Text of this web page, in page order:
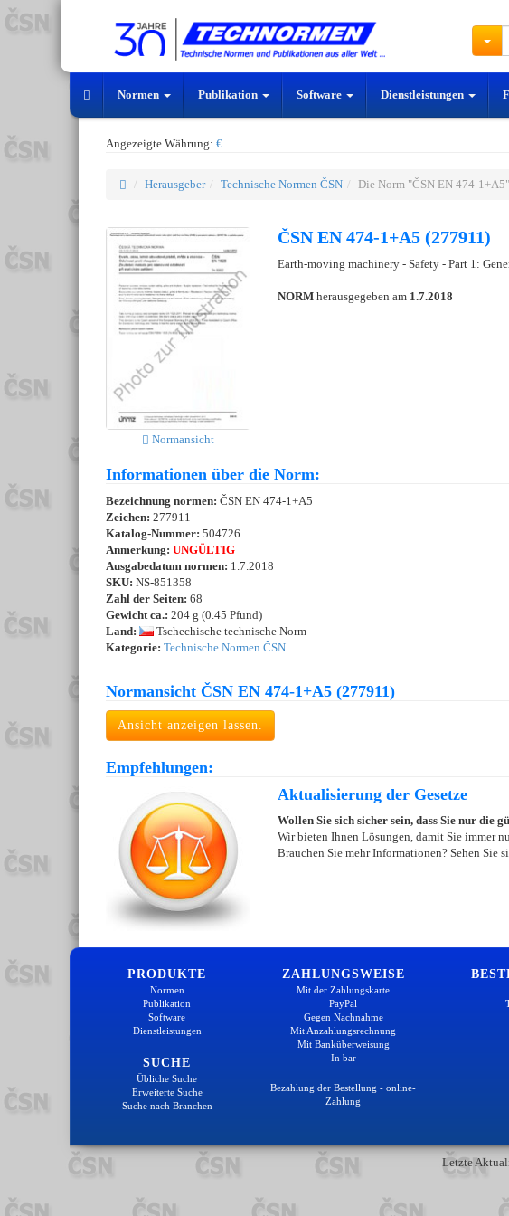
Normen Publikation Software Dienstleistungen
Angezeigte Währung: €
Herausgeber Technische Normen ČSN Die Norm "ČSN EN 474-1+A5"
Normansicht
ČSN EN 474-1+A5 (277911)
Earth-moving machinery - Safety - Part 1:
NORM herausgegeben am 1.7.2018
Informationen über die Norm:
Bezeichnung normen: ČSN EN 474-1+A5
Zeichen: 277911
Katalog-Nummer: 504726
Anmerkung: UNGÜLTIG
Ausgabedatum normen: 1.7.2018
SKU: NS-851358
Zahl der Seiten: 68
Gewicht ca.: 204 g (0.45 Pfund)
Land:
Tschechische technische Norm
Kategorie: Technische Normen ČSN
Normansicht ČSN EN 474-1+A5 (277911)
Ansicht anzeigen lassen.
Empfehlungen:
Aktualisierung der Gesetze
Wollen Sie sich sicher sein, dass Sie nur die
Wir bieten Ihnen Lösungen, damit Sie immer
Brauchen Sie mehr Informationen? Sehen Sie
PRODUKTE
Normen
Publikation
Software
Dienstleistungen
SUCHE
Übliche Suche
Erweiterte Suche
Suche nach Branchen
ZAHLUNGSWEISE
Mit der Zahlungskarte
PayPal
Gegen Nachnahme
Mit Anzahlungsrechnung
Mit Banküberweisung
In bar
Bezahlung der Bestellung - online-
Zahlung
Letzte